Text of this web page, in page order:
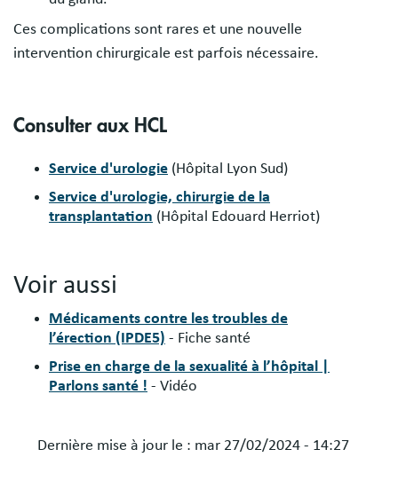
Ces complications sont rares et une nouvelle
intervention chirurgicale est parfois nécessaire.
Consulter aux HCL
Service d'urologie (Hôpital Lyon Sud)
Service d'urologie, chirurgie de la
transplantation (Hôpital Edouard Herriot)
Voir aussi
Médicaments contre les troubles de
l’érection (IPDE5) - Fiche santé
Prise en charge de la sexualité à l’hôpital |
Parlons santé ! - Vidéo
Dernière mise à jour le : mar 27/02/2024 - 14:27